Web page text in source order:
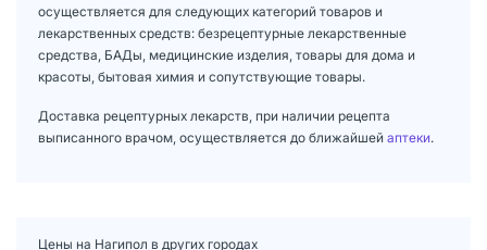
осуществляется для следующих категорий товаров и
лекарственных средств: безрецептурные лекарственные
средства, БАДы, медицинские изделия, товары для дома и
красоты, бытовая химия и сопутствующие товары.
Доставка рецептурных лекарств, при наличии рецепта
выписанного врачом, осуществляется до ближайшей аптеки.
Цены на Нагипол в других городах